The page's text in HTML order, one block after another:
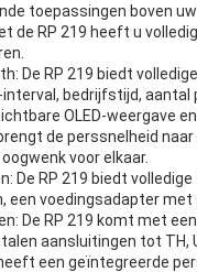
toepassingen boven
de RP 219 heeft u
De RP 219 biedt
bedrijfstijd,
OLED-weergave
brengt de perssnelheid
voor elkaar.
De RP 219 biedt
een voedingsadapter
De RP 219 komt met
aansluitingen tot TH,
heeft een geïntegreerde